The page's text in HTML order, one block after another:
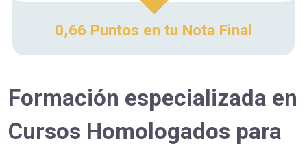
0,66 Puntos en tu Nota Final
Formación especializada en
Cursos Homologados para